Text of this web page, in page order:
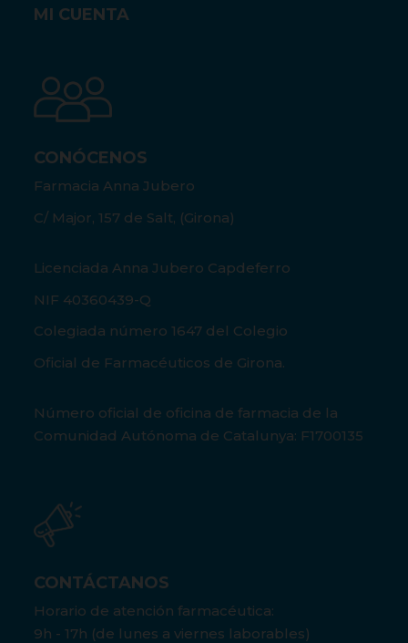
MI CUENTA
CONÓCENOS
Farmacia Anna Jubero
C/ Major, 157 de Salt, (Girona)
Licenciada Anna Jubero Capdeferro
NIF 40360439-Q
Colegiada número 1647 del Colegio
Oficial de Farmacéuticos de Girona.
Número oficial de oficina de farmacia de la
Comunidad Autónoma de Catalunya: F1700135
CONTÁCTANOS
Horario de atención farmacéutica:
9h - 17h (de lunes a viernes laborables)